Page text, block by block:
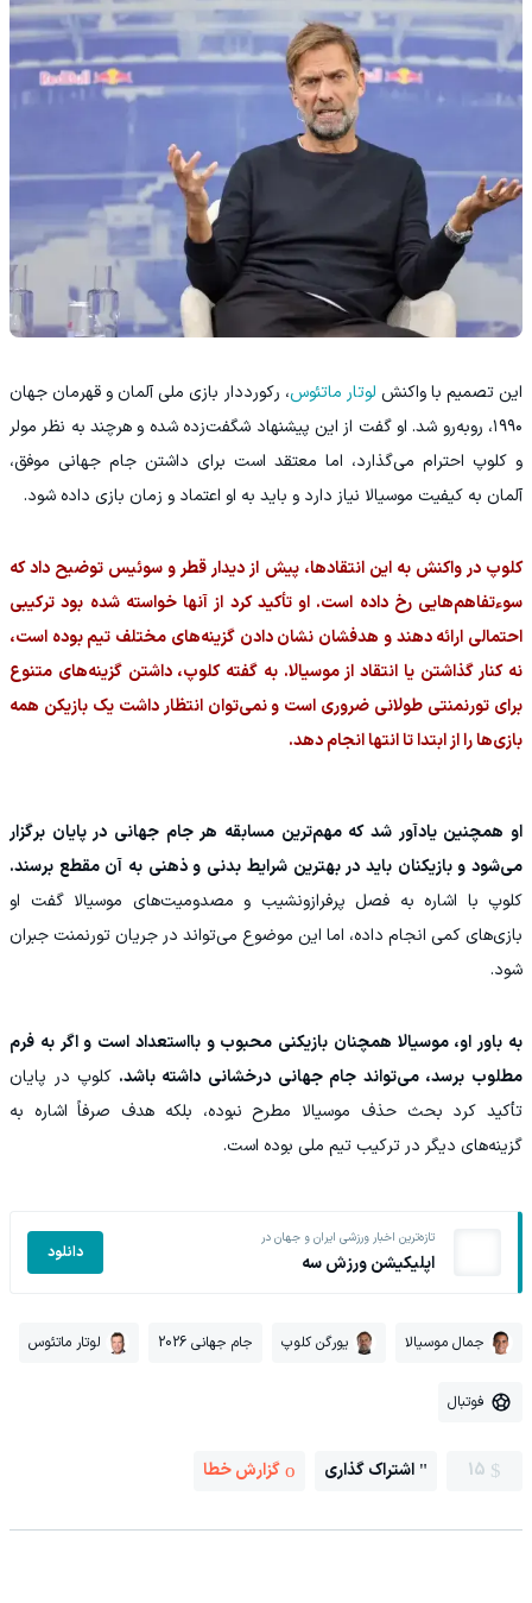
این تصمیم با واکنش لوتار ماتئوس، رکورددار بازی ملی آلمان و قهرمان جهان
۱۹۹۰، روبه‌رو شد. او گفت از این پیشنهاد شگفت‌زده شده و هرچند به نظر مولر
و کلوپ احترام می‌گذارد، اما معتقد است برای داشتن جام جهانی موفق،
آلمان به کیفیت موسیالا نیاز دارد و باید به او اعتماد و زمان بازی داده شود.
کلوپ در واکنش به این انتقادها، پیش از دیدار قطر و سوئیس توضیح داد که
سوءتفاهم‌هایی رخ داده است. او تأکید کرد از آنها خواسته شده بود ترکیبی
احتمالی ارائه دهند و هدفشان نشان دادن گزینه‌های مختلف تیم بوده است،
نه کنار گذاشتن یا انتقاد از موسیالا. به گفته کلوپ، داشتن گزینه‌های متنوع
برای تورنمنتی طولانی ضروری است و نمی‌توان انتظار داشت یک بازیکن همه
بازی‌ها را از ابتدا تا انتها انجام دهد.
او همچنین یادآور شد که مهم‌ترین مسابقه هر جام جهانی در پایان برگزار
می‌شود و بازیکنان باید در بهترین شرایط بدنی و ذهنی به آن مقطع برسند.
کلوپ با اشاره به فصل پرفرازونشیب و مصدومیت‌های موسیالا گفت او
بازی‌های کمی انجام داده، اما این موضوع می‌تواند در جریان تورنمنت جبران
شود.
به باور او، موسیالا همچنان بازیکنی محبوب و بااستعداد است و اگر به فرم
مطلوب برسد، می‌تواند جام جهانی درخشانی داشته باشد. کلوپ در پایان
تأکید کرد بحث حذف موسیالا مطرح نبوده، بلکه هدف صرفاً اشاره به
گزینه‌های دیگر در ترکیب تیم ملی بوده است.
تازه‌ترین اخبار ورزشی ایران و جهان در
اپلیکیشن ورزش سه دانلود
جمال موسیالا یورگن کلوپ جام جهانی 2026 لوتار ماتئوس
فوتبال
15 اشتراک گذاری گزارش خطا